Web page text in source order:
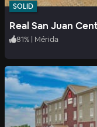
SOLID
Real San Juan
81% | Mérida